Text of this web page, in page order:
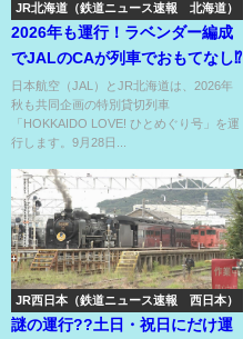
JR北海道（鉄道ニュース速報 北海道）
2026年も運行！ラベンダー編成
でJALのCAが列車でおもてなし⁉
日本航空（JAL）とJR北海道は、2026年
秋も共同企画の特別貸切列車
「HOKKAIDO LOVE! ひとめぐり号」を運
行します。9月28日...
JR西日本（鉄道ニュース速報 西日本）
謎の運行??土日・祝日にだけ運